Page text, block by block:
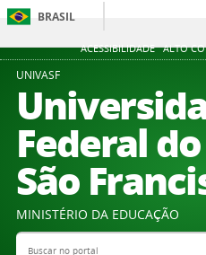
ACESSIBILIDADE ALTO
BRASIL
UNIVASF
Federal
São
MINISTÉRIO DA EDUCAÇÃO
Buscar no portal